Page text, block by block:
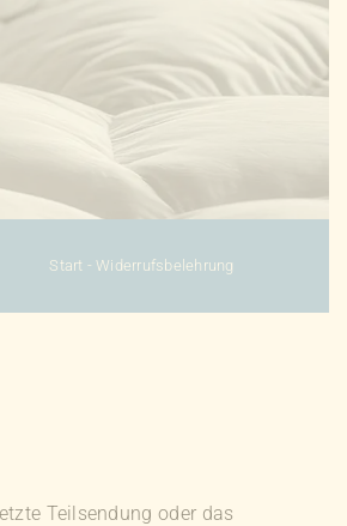
Start -Widerrufsbelehrung
Teilsendung oder das